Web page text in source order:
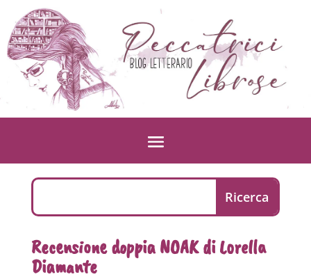
Recensione doppia NOAK di Lorella
Diamante